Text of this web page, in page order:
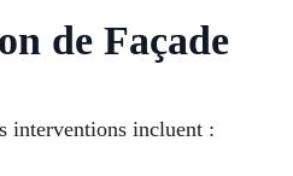
de Façade
interventions incluent :